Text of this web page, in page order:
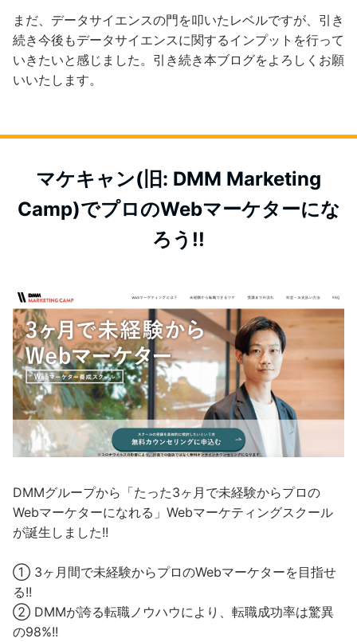
まだ、データサイエンスの門を叩いたレベルですが、引き
続き今後もデータサイエンスに関するインプットを行って
いきたいと感じました。引き続き本ブログをよろしくお願
いいたします。
マケキャン(旧: DMM Marketing
Camp)でプロのWebマーケターにな
ろう!!
DMMグループから「たった3ヶ月で未経験からプロの
Webマーケターになれる」Webマーケティングスクール
が誕生しました!!
① 3ヶ月間で未経験からプロのWebマーケターを目指せ
る!!
② DMMが誇る転職ノウハウにより、転職成功率は驚異
の98%!!